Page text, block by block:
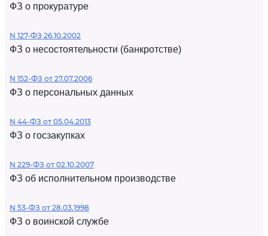
ФЗ о прокуратуре
N 127-ФЗ 26.10.2002
ФЗ о несостоятельности (банкротстве)
N 152-ФЗ от 27.07.2006
ФЗ о персональных данных
N 44-ФЗ от 05.04.2013
ФЗ о госзакупках
N 229-ФЗ от 02.10.2007
ФЗ об исполнительном производстве
N 53-ФЗ от 28.03.1998
ФЗ о воинской службе